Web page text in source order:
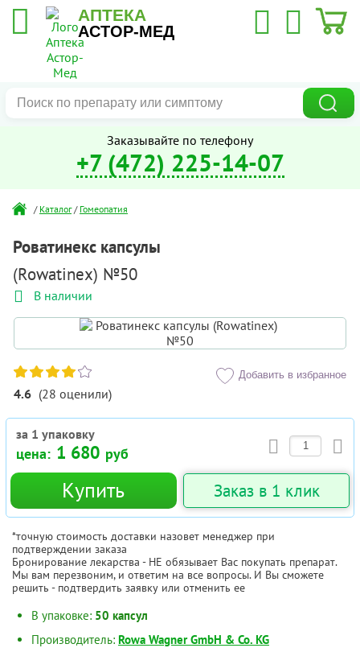
АПТЕКА
АСТОР-МЕД
Заказывайте по телефону
+7 (472) 225-14-07
/ Каталог / Гомеопатия
Роватинекс капсулы
(Rowatinex) №50
В наличии
4.6 (28 оценили)
Добавить в избранное
за 1 упаковку
цена: 1 680 руб
Купить Заказ в 1 клик
*точную стоимость доставки назовет менеджер при
подтверждении заказа
Бронирование лекарства - НЕ обязывает Вас покупать препарат.
Мы вам перезвоним, и ответим на все вопросы. И Вы сможете
решить - подтвердить заявку или отменить ее
В упаковке: 50 капсул
Производитель: Rowa Wagner GmbH & Co. KG